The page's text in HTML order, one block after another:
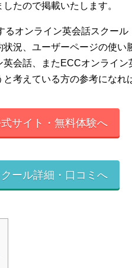
たので掲載いたします。
オンライン英会話スクール
況、ユーザーページの使い
会話、またECCオンライン
考えている方の参考になれ
サイト・無料体験へ
ール詳細・口コミへ